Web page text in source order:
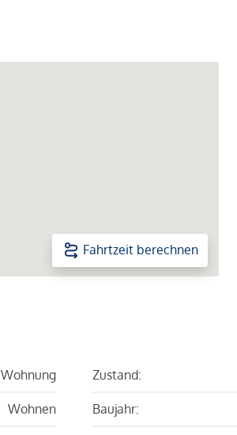
Fahrtzeit berechnen
Wohnung
Wohnen
Zustand:
Baujahr: